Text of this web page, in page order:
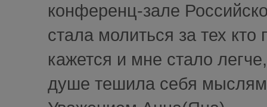
конференц-зале
стала молиться за тех
кажется и мне стало
душе тешила себя